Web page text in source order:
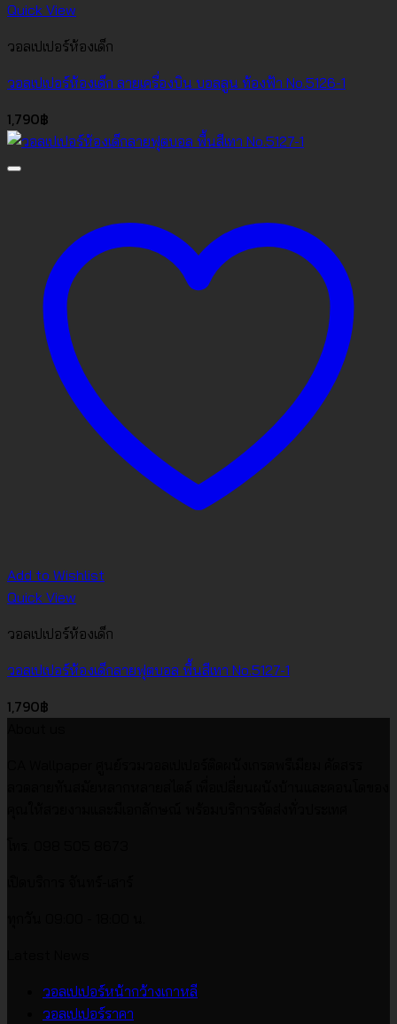
Quick View
วอลเปเปอร์ห้องเด็ก
วอลเปเปอร์ห้องเด็ก ลายเครื่องบิน บอลลูน ท้องฟ้า No.5126-1
1,790฿
Add to Wishlist
Quick View
วอลเปเปอร์ห้องเด็ก
วอลเปเปอร์ห้องเด็กลายฟุตบอล พื้นสีเทา No.5127-1
1,790฿
วอลเปเปอร์หน้ากว้างเกาหลี
วอลเปเปอร์ราคา